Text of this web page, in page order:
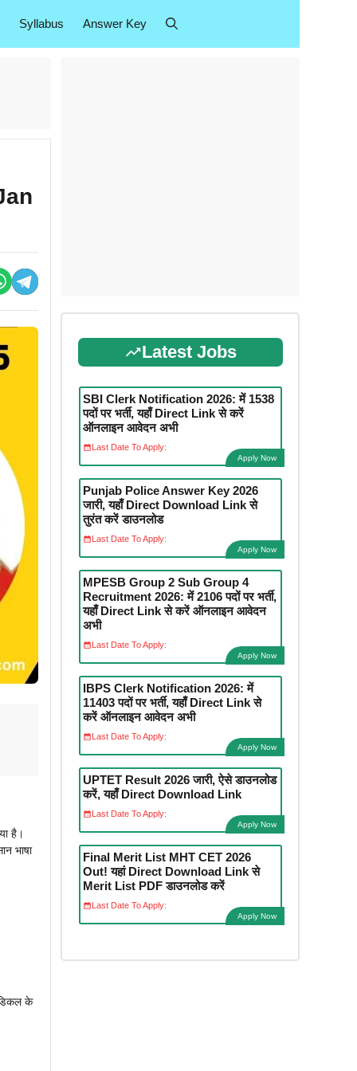
Syllabus Answer Key
है।
भाषा
के
Latest Jobs
SBI Clerk Notification 2026: में 1538
पदों पर भर्ती, यहाँ Direct Link से करें
ऑनलाइन आवेदन अभी
Last Date To Apply:
Apply Now
Punjab Police Answer Key 2026
जारी, यहाँ Direct Download Link से
तुरंत करें डाउनलोड
Last Date To Apply:
Apply Now
MPESB Group 2 Sub Group 4
Recruitment 2026: में 2106 पदों पर भर्ती,
यहाँ Direct Link से करें ऑनलाइन आवेदन
अभी
Last Date To Apply:
Apply Now
IBPS Clerk Notification 2026: में
11403 पदों पर भर्ती, यहाँ Direct Link से
करें ऑनलाइन आवेदन अभी
Last Date To Apply:
Apply Now
UPTET Result 2026 जारी, ऐसे डाउनलोड
करें, यहाँ Direct Download Link
Last Date To Apply:
Apply Now
Final Merit List MHT CET 2026
Out! यहां Direct Download Link से
Merit List PDF डाउनलोड करें
Last Date To Apply:
Apply Now